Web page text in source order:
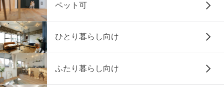
ペット可
ひとり暮らし向け
ふたり暮らし向け